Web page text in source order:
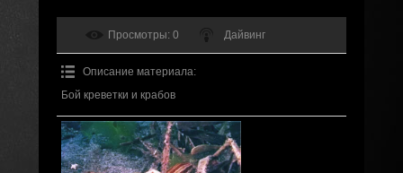
Просмотры: 0 Дайвинг
Описание материала:
Бой креветки и крабов